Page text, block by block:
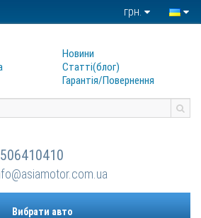
грн.
Новини
Статтi(блог)
Гарантiя/Повернення
Вибрати авто